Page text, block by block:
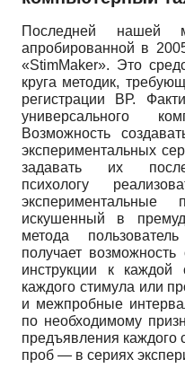
Последней нашей
апробированной в
«StimMaker». Это
круга методик,
регистрации ВР.
универсального
Возможность
экспериментальных
задавать их
психологу
искушенный в
метода
получает возможность
инструкции к каждой
каждого стимула или
и меж­пробные
по необходимому
предъявления каждого
проб — в сериях